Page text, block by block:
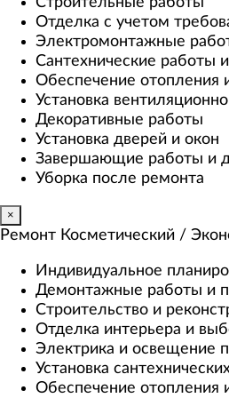
Отделка с учетом
Электромонтажные
Сантехнические работы
Обеспечение отопления
Установка
Декоративные работы
Установка дверей и окон
Завершающие работы и
Уборка после ремонта
×
Ремонт Косметический /
Индивидуальное
Демонтажные работы и
Строительство и
Отделка интерьера и
Электрика и освещение
Установка
Обеспечение отопления